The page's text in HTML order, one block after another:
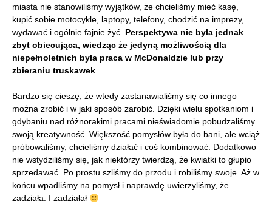
miasta nie stanowiliśmy wyjątków, że chcieliśmy mieć kasę,
kupić sobie motocykle, laptopy, telefony, chodzić na imprezy,
wydawać i ogólnie fajnie żyć. Perspektywa nie była jednak
zbyt obiecująca, wiedząc że jedyną możliwością dla
niepełnoletnich była praca w McDonaldzie lub przy
zbieraniu truskawek.
Bardzo się cieszę, że wtedy zastanawialiśmy się co innego
można zrobić i w jaki sposób zarobić. Dzięki wielu spotkaniom i
gdybaniu nad różnorakimi pracami nieświadomie pobudzaliśmy
swoją kreatywność. Większość pomysłów była do bani, ale wciąż
próbowaliśmy, chcieliśmy działać i coś kombinować. Dodatkowo
nie wstydziliśmy się, jak niektórzy twierdzą, że kwiatki to głupio
sprzedawać. Po prostu szliśmy do przodu i robiliśmy swoje. Aż w
końcu wpadliśmy na pomysł i naprawdę uwierzyliśmy, że
zadziała. I zadziałał